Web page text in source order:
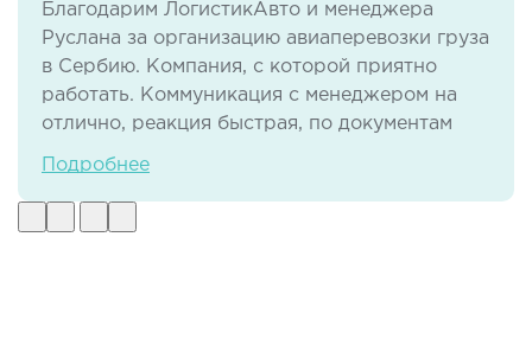
Благодарим ЛогистикАвто и менеджера
Руслана за организацию авиаперевозки груза
в Сербию. Компания, с которой приятно
работать. Коммуникация с менеджером на
отлично, реакция быстрая, по документам
тоже нет никаких проблем. И самое важное -
виде.
Подробнее